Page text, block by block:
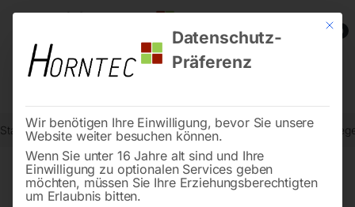
0
Start Metallbearbeitung Biegemaschinen Manuelle
Mit
Datenschutz-
Präferenz
Wir benötigen Ihre Einwilligung, bevor Sie unsere
Website weiter besuchen können.
Wenn Sie unter 16 Jahre alt sind und Ihre
Einwilligung zu optionalen Services geben
möchten, müssen Sie Ihre Erziehungsberechtigten
um Erlaubnis bitten.